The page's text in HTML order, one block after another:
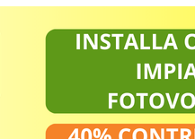
PER VIAGGIARE IN GRUPPO
ABBANDONI E REGOLE NON